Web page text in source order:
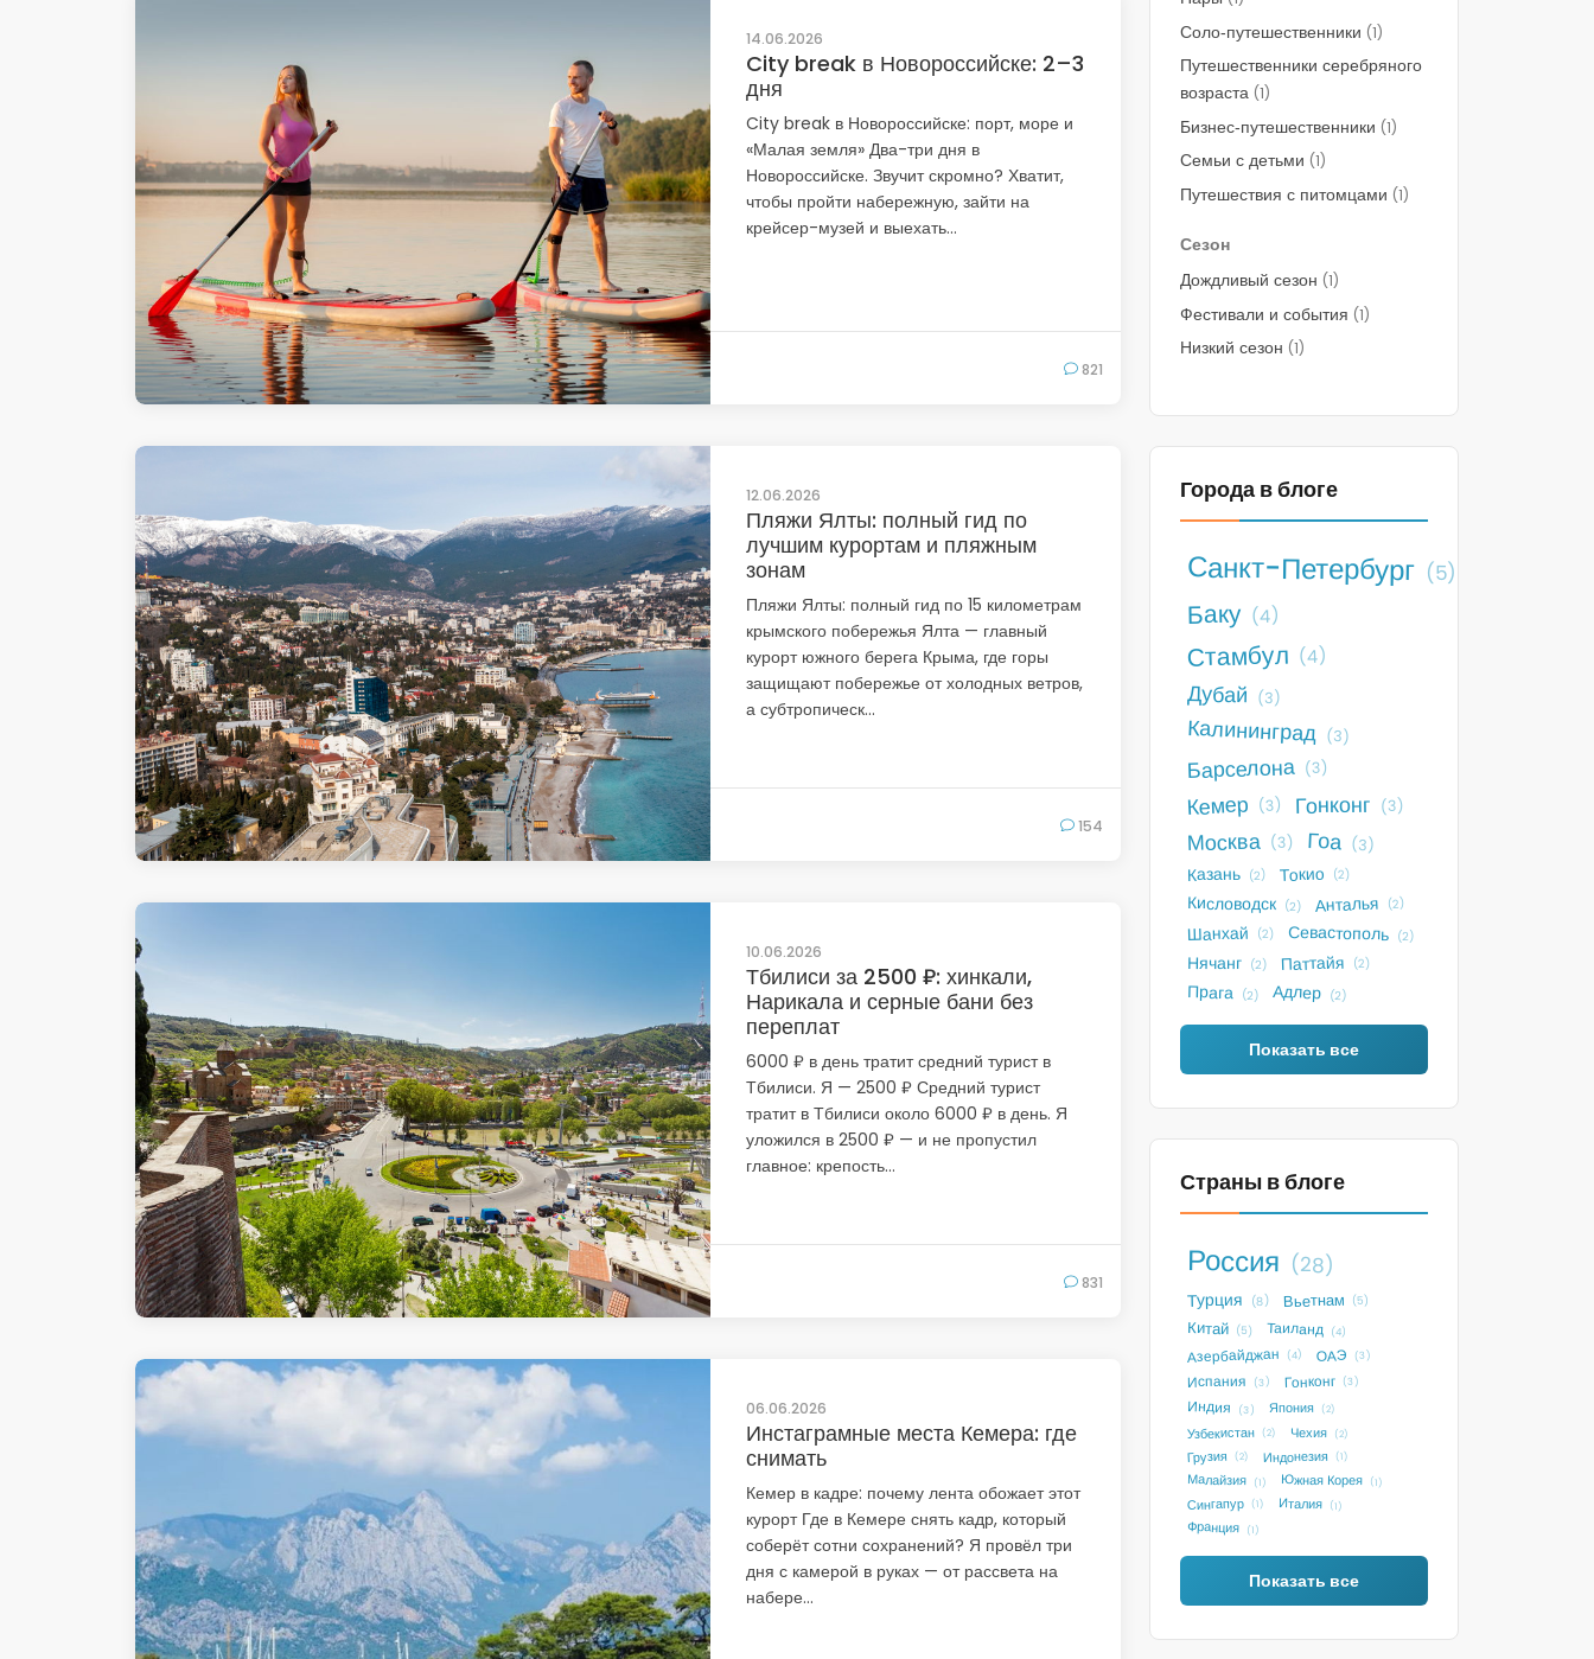
14.06.2026
City break в Новороссийске: 2–3
дня
City break в Новороссийске: порт, море и
«Малая земля» Два-три дня в
Новороссийске. Звучит скромно? Хватит,
чтобы пройти набережную, зайти на
крейсер-музей и выехать...
821
12.06.2026
Пляжи Ялты: полный гид по
лучшим курортам и пляжным
зонам
Пляжи Ялты: полный гид по 15 километрам
крымского побережья Ялта — главный
курорт южного берега Крыма, где горы
защищают побережье от холодных ветров,
а субтропическ...
154
10.06.2026
Тбилиси за 2500 ₽: хинкали,
Нарикала и серные бани без
переплат
6000 ₽ в день тратит средний турист в
Тбилиси. Я — 2500 ₽ Средний турист
тратит в Тбилиси около 6000 ₽ в день. Я
уложился в 2500 ₽ — и не пропустил
главное: крепость...
831
06.06.2026
Инстаграмные места Кемера: где
снимать
Кемер в кадре: почему лента обожает этот
курорт Где в Кемере снять кадр, который
соберёт сотни сохранений? Я провёл три
дня с камерой в руках — от рассвета на
набере...
Соло‑путешественники (1)
Путешественники серебряного
возраста (1)
Бизнес‑путешественники (1)
Семьи с детьми (1)
Путешествия с питомцами (1)
Сезон
Дождливый сезон (1)
Фестивали и события (1)
Низкий сезон (1)
Города в блоге
Санкт-Петербург (5)
Баку (4)
Стамбул (4)
Дубай (3)
Калининград (3)
Барселона (3)
Кемер (3) Гонконг (3)
Москва (3) Гоа (3)
Казань (2) Токио (2)
Кисловодск (2) Анталья (2)
Шанхай (2) Севастополь (2)
Нячанг (2) Паттайя (2)
Прага (2) Адлер (2)
Показать все
Страны в блоге
Россия (28)
Турция (8) Вьетнам (5)
Китай (5) Таиланд (4)
Азербайджан (4) ОАЭ (3)
Испания (3) Гонконг (3)
Индия (3) Япония (2)
Узбекистан (2) Чехия (2)
Грузия (2) Индонезия (1)
Малайзия (1) Южная Корея (1)
Сингапур (1) Италия (1)
Франция (1)
Показать все